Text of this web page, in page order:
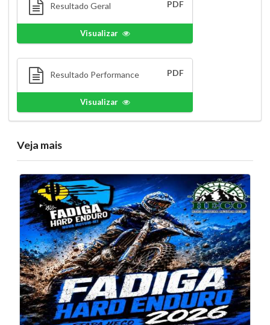
Resultado Geral PDF
Visualizar
Resultado Performance PDF
Visualizar
Veja mais